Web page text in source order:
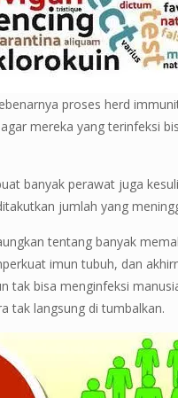
proses herd
mereka yang terinfeksi
banyak perawat juga
jumlah yang
tentang banyak
imun tubuh, dan
tak bisa menginfeksi
tak langsung di tumbalkan.